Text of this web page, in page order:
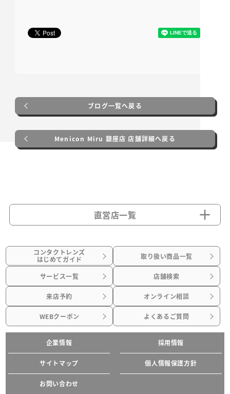
ブログ一覧へ戻る
Menicon Miru 銀座店 店舗詳細へ戻る
直営店一覧
コンタクトレンズ
はじめてガイド 取り扱い商品一覧
サービス一覧 店舗検索
来店予約 オンライン相談
WEBクーポン よくあるご質問
企業情報 採用情報
サイトマップ 個人情報保護方針
お問い合わせ